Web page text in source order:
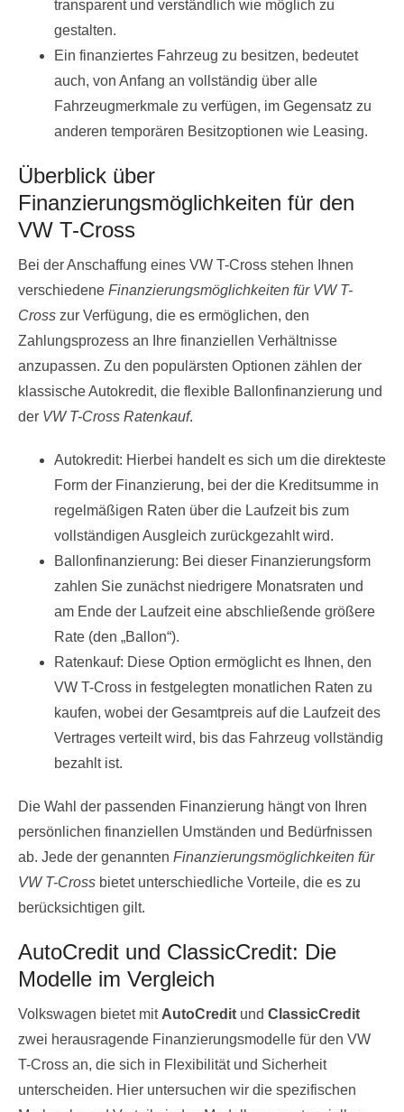
transparent und verständlich wie möglich zu
gestalten.
Ein finanziertes Fahrzeug zu besitzen, bedeutet
auch, von Anfang an vollständig über alle
Fahrzeugmerkmale zu verfügen, im Gegensatz zu
anderen temporären Besitzoptionen wie Leasing.
Überblick über
Finanzierungsmöglichkeiten für den
VW T-Cross
Bei der Anschaffung eines VW T-Cross stehen Ihnen
verschiedene Finanzierungsmöglichkeiten für VW T-
Cross zur Verfügung, die es ermöglichen, den
Zahlungsprozess an Ihre finanziellen Verhältnisse
anzupassen. Zu den populärsten Optionen zählen der
klassische Autokredit, die flexible Ballonfinanzierung und
der VW T-Cross Ratenkauf.
Autokredit: Hierbei handelt es sich um die direkteste
Form der Finanzierung, bei der die Kreditsumme in
regelmäßigen Raten über die Laufzeit bis zum
vollständigen Ausgleich zurückgezahlt wird.
Ballonfinanzierung: Bei dieser Finanzierungsform
zahlen Sie zunächst niedrigere Monatsraten und
am Ende der Laufzeit eine abschließende größere
Rate (den „Ballon“).
Ratenkauf: Diese Option ermöglicht es Ihnen, den
VW T-Cross in festgelegten monatlichen Raten zu
kaufen, wobei der Gesamtpreis auf die Laufzeit des
Vertrages verteilt wird, bis das Fahrzeug vollständig
bezahlt ist.
Die Wahl der passenden Finanzierung hängt von Ihren
persönlichen finanziellen Umständen und Bedürfnissen
ab. Jede der genannten Finanzierungsmöglichkeiten für
VW T-Cross bietet unterschiedliche Vorteile, die es zu
berücksichtigen gilt.
AutoCredit und ClassicCredit: Die
Modelle im Vergleich
Volkswagen bietet mit AutoCredit und ClassicCredit
zwei herausragende Finanzierungsmodelle für den VW
T-Cross an, die sich in Flexibilität und Sicherheit
unterscheiden. Hier untersuchen wir die spezifischen